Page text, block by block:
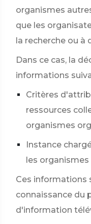
organismes
que les
la recherche ou à
Dans ce cas, la
informations
Critères
ressources
organismes
Instance
les
Ces informations
connaissance du
d'information